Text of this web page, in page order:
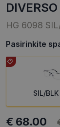
DIVERSO
HG 6098
Pasirinkite
SIL/
€ 68.00